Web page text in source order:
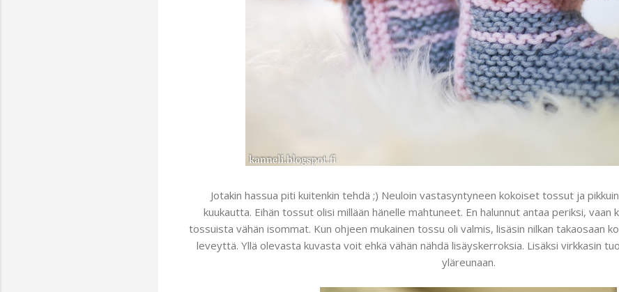
Jotakin hassua piti kuitenkin tehdä ;) Neuloin vastasyntyneen kokoiset tossut ja
kuukautta. Eihän tossut olisi millään hänelle mahtuneet. En halunnut antaa periksi, vaan
tossuista vähän isommat. Kun ohjeen mukainen tossu oli valmis, lisäsin nilkan takaosaan
leveyttä. Yllä olevasta kuvasta voit ehkä vähän nähdä lisäyskerroksia. Lisäksi virkkasin
yläreunaan.